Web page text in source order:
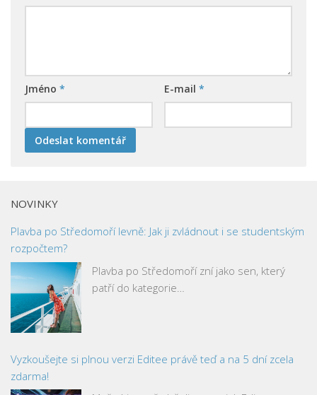
Jméno * E-mail *
NOVINKY
Plavba po Středomoří levně: Jak ji zvládnout i se studentským
rozpočtem?
Plavba po Středomoří zní jako sen, který
patří do kategorie…
Vyzkoušejte si plnou verzi Editee právě teď a na 5 dní zcela
zdarma!